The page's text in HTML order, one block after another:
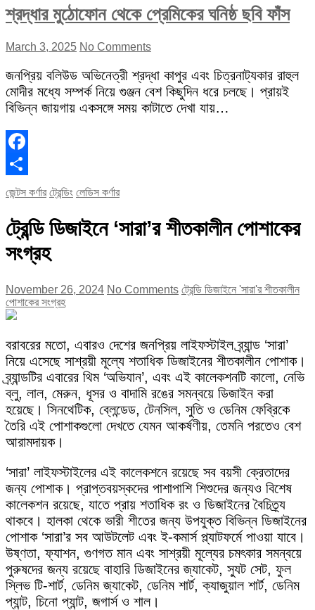
শ্রদ্ধার মুঠোফোন থেকে প্রেমিকের ঘনিষ্ঠ ছবি ফাঁস
March 3, 2025 No Comments
জনপ্রিয় বলিউড অভিনেত্রী শ্রদ্ধা কাপুর এবং চিত্রনাট্যকার রাহুল
মোদীর মধ্যে সম্পর্ক নিয়ে গুঞ্জন বেশ কিছুদিন ধরে চলছে। প্রায়ই
বিভিন্ন জায়গায় একসঙ্গে সময় কাটাতে দেখা যায়…
Facebook
Share
জেন্টস কর্ণার ট্রেন্ডিং লেডিস কর্ণার
ট্রেন্ডি ডিজাইনে ‘সারা’র শীতকালীন পোশাকের
সংগ্রহ
November 26, 2024 No Comments ট্রেন্ডি ডিজাইনে 'সারা'র শীতকালীন
পোশাকের সংগ্রহ
বরাবরের মতো, এবারও দেশের জনপ্রিয় লাইফস্টাইল ব্র্যান্ড ‘সারা’
নিয়ে এসেছে সাশ্রয়ী মূল্যে শতাধিক ডিজাইনের শীতকালীন পোশাক।
ব্র্যান্ডটির এবারের থিম ‘অভিযান’, এবং এই কালেকশনটি কালো, নেভি
ব্লু, লাল, মেরুন, ধূসর ও বাদামি রঙের সমন্বয়ে ডিজাইন করা
হয়েছে। সিনথেটিক, ব্লেন্ডেড, টেনসিল, সুতি ও ডেনিম ফেব্রিকে
তৈরি এই পোশাকগুলো দেখতে যেমন আকর্ষণীয়, তেমনি পরতেও বেশ
আরামদায়ক।
‘সারা’ লাইফস্টাইলের এই কালেকশনে রয়েছে সব বয়সী ক্রেতাদের
জন্য পোশাক। প্রাপ্তবয়স্কদের পাশাপাশি শিশুদের জন্যও বিশেষ
কালেকশন রয়েছে, যাতে প্রায় শতাধিক রং ও ডিজাইনের বৈচিত্র্য
থাকবে। হালকা থেকে ভারী শীতের জন্য উপযুক্ত বিভিন্ন ডিজাইনের
পোশাক ‘সারা’র সব আউটলেট এবং ই-কমার্স প্ল্যাটফর্মে পাওয়া যাবে।
উষ্ণতা, ফ্যাশন, গুণগত মান এবং সাশ্রয়ী মূল্যের চমৎকার সমন্বয়ে
পুরুষদের জন্য রয়েছে বাহারি ডিজাইনের জ্যাকেট, স্যুট সেট, ফুল
স্লিভ টি-শার্ট, ডেনিম জ্যাকেট, ডেনিম শার্ট, ক্যাজুয়াল শার্ট, ডেনিম
প্যান্ট, চিনো প্যান্ট, জগার্স ও শাল।